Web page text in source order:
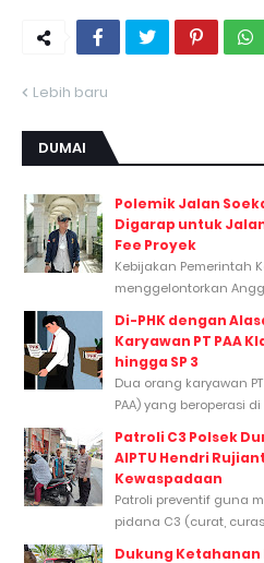
Lebih baru
DUMAI
Polemik Jalan
Digarap untuk
Fee Proyek
Kebijakan Pemerintah
menggelontorkan
Di-PHK dengan
Karyawan PT PAA
hingga SP 3
Dua orang karyawan
PAA) yang beroperasi
Patroli C3 Polsek
AIPTU Hendri
Kewaspadaan
Patroli preventif guna
pidana C3 (curat,
Dukung Ketahanan